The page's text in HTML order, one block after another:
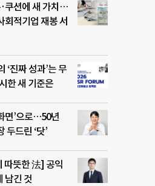
쿠션에 새 가치…
회적기업 재봉 서
‘진짜 성과’는 무
한 새 기준은
면’으로…50년
두드린 ‘닷’
따뜻한 法] 공익
남긴 것